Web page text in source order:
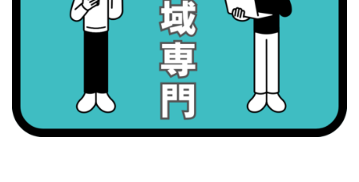
・歯ヂカラ探究月間
・職場の健康診断実施強化月間
・世界アルツハイマー月間
・健康増進普及月間